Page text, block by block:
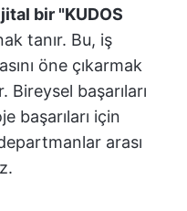
bir "KUDOS
tanır. Bu, iş
öne çıkarmak
başarıları
başarıları için
arası